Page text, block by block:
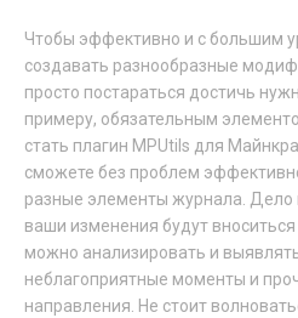
Чтобы эффективно и с большим
создавать разнообразные
просто постараться достичь
примеру, обязательным
стать плагин MPUtils для
сможете без проблем
разные элементы журнала. Дело
ваши изменения будут
можно анализировать и
неблагоприятные моменты и
направления. Не стоит